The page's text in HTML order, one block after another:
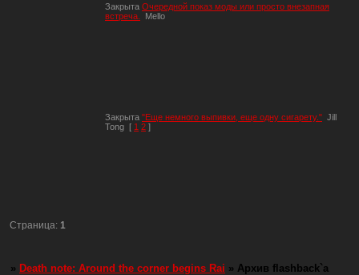
Закрыта Очередной показ моды или просто внезапная
встреча.
Mello
Закрыта "Еще немного выпивки, еще одну сигарету." Jill
Tong [ 1 2 ]
Страница:1
» Death note: Around the corner begins Rai » Архив flashback`a